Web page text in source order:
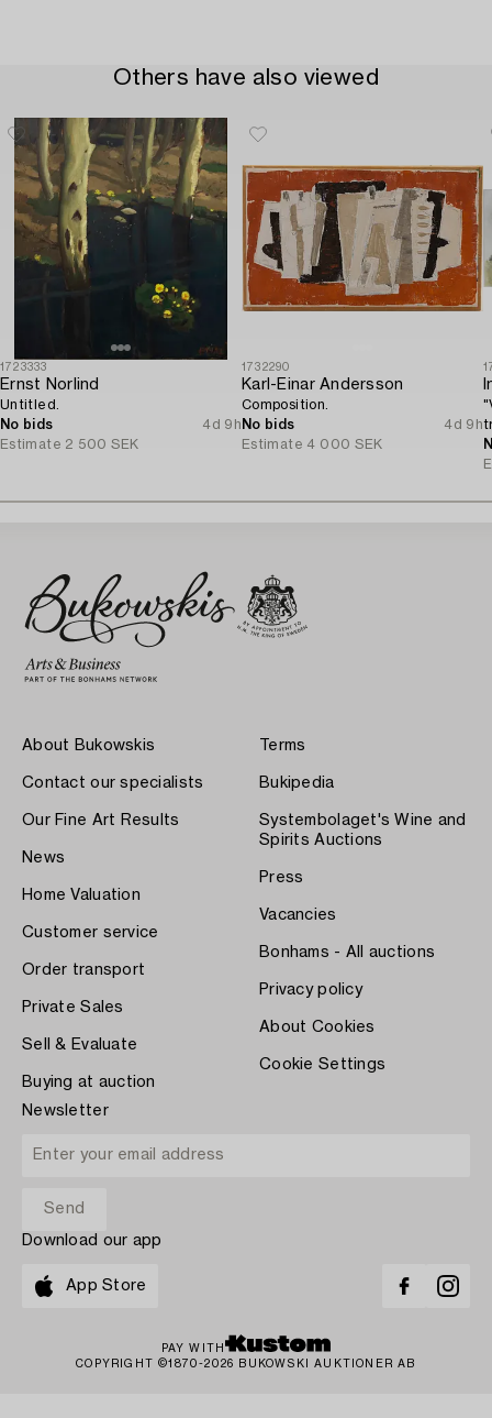
Others have also viewed
1723333
Ernst Norlind
Untitled.
No bids
4d 9h
Estimate 2 500 SEK
1732290
Karl-Einar Andersson
Composition.
No bids
4d 9h
Estimate 4 000 SEK
About Bukowskis
Contact our specialists
Our Fine Art Results
News
Home Valuation
Customer service
Order transport
Private Sales
Sell & Evaluate
Buying at auction
Terms
Bukipedia
Systembolaget's Wine and
Spirits Auctions
Press
Vacancies
Bonhams - All auctions
Privacy policy
About Cookies
Cookie Settings
Newsletter
Download our app
App Store
PAY WITH
COPYRIGHT ©1870-2026 BUKOWSKI AUKTIONER AB